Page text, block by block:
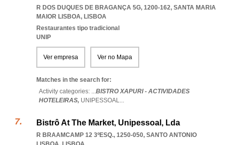
R DOS DUQUES DE BRAGANÇA 5G, 1200-162, SANTA MARIA
MAIOR LISBOA, LISBOA
Restaurantes tipo tradicional
UNIP
Ver empresa Ver no Mapa
Matches in the search for:
Activity categories: ...BISTRO XAPURI - ACTIVIDADES
HOTELEIRAS, UNIPESSOAL...
Bistrô At The Market, Unipessoal, Lda
R BRAAMCAMP 12 3ºESQ., 1250-050, SANTO ANTONIO